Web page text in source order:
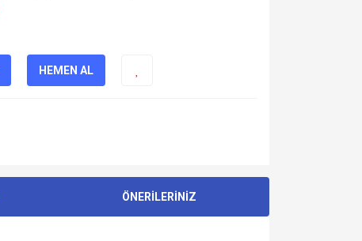
HEMEN AL
ÖNERİLERİNİZ